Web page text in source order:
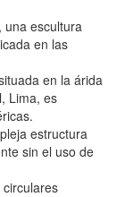
una escultura
en las
en la árida
Lima, es
estructura
sin el uso de